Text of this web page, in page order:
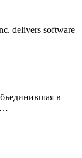
delivers software
в